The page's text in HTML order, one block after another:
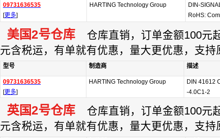
09731636535
[更多]
HARTING Technology Group
DIN-
RoHS:
美国2号仓库 仓库直销，订单金额100元
元含税运，有单就有优惠，量大更优惠，支持
型号 制造商 描述
09731636535
[更多]
HARTING Technology Group
DIN 41612
-4.0C1-2
英国2号仓库 仓库直销，订单金额100元
元含税运，有单就有优惠，量大更优惠，支持